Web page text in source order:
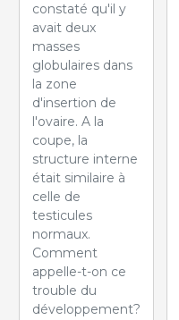
constaté qu'il y
avait deux
masses
globulaires dans
la zone
d'insertion de
l'ovaire. A la
coupe, la
structure interne
était similaire à
celle de
testicules
normaux.
Comment
appelle-t-on ce
trouble du
développement?